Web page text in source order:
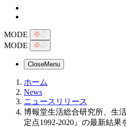
MODE
MODE
CloseMenu
ホーム
News
ニュースリリース
博報堂生活総合研究所、生
定点1992-2020』の最新結果